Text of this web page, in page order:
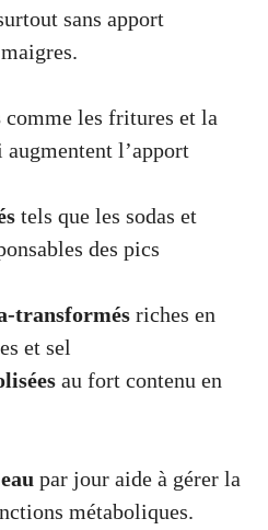
sans apport
comme les fritures et la
l’apport
tels que les sodas et
des pics
transformés riches en
et sel
au fort contenu en
par jour aide à gérer la
métaboliques.